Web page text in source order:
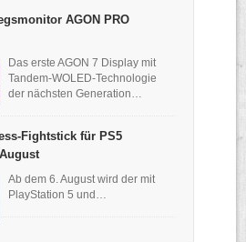
AGON PRO
Das erste AGON 7 Display mit
Tandem-WOLED-Technologie
der nächsten Generation…
Fightstick für PS5
Ab dem 6. August wird der mit
PlayStation 5 und…